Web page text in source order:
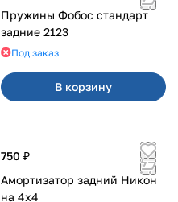
Пружины Фобос стандарт
задние 2123
Под заказ
В корзину
750 ₽
Амортизатор задний Никон
на 4х4